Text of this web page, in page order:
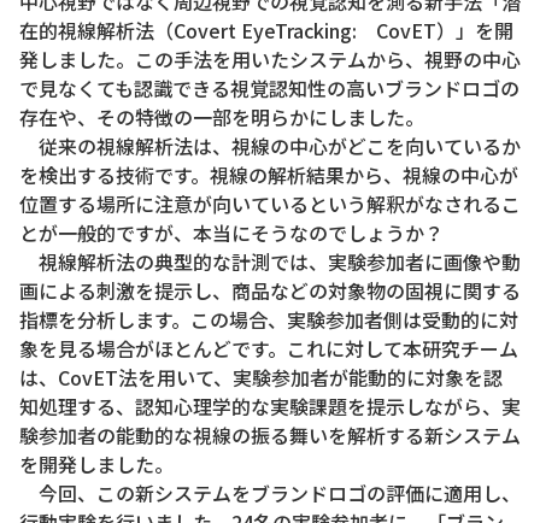
在的視線解析法（Covert EyeTracking: CovET）」を開
発しました。この手法を用いたシステムから、視野の中心
で見なくても認識できる視覚認知性の高いブランドロゴの
存在や、その特徴の一部を明らかにしました。
従来の視線解析法は、視線の中心がどこを向いているか
を検出する技術です。視線の解析結果から、視線の中心が
位置する場所に注意が向いているという解釈がなされるこ
とが一般的ですが、本当にそうなのでしょうか？
視線解析法の典型的な計測では、実験参加者に画像や動
画による刺激を提示し、商品などの対象物の固視に関する
指標を分析します。この場合、実験参加者側は受動的に対
象を見る場合がほとんどです。これに対して本研究チーム
は、CovET法を用いて、実験参加者が能動的に対象を認
知処理する、認知心理学的な実験課題を提示しながら、実
験参加者の能動的な視線の振る舞いを解析する新システム
を開発しました。
今回、この新システムをブランドロゴの評価に適用し、